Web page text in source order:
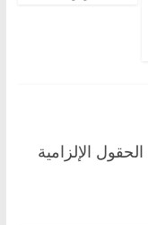
الحقول الإلزامية